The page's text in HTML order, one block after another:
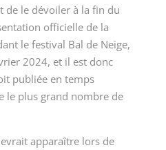
de le dévoiler à la fin du
officielle de la
le festival Bal de Neige,
2024, et il est donc
publiée en temps
le plus grand nombre de
apparaître lors de